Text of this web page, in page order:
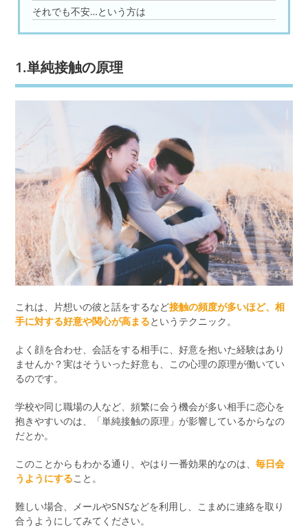
それでも不安…という方は
1.単純接触の原理
これは、片想いの彼と話をするなど接触の頻度が多いほど、相
手に対する好意や関心が高まるというテクニック。
よく顔を合わせ、会話をする相手に、好意を抱いた経験はあり
ませんか？実はそういった好意も、この心理の原理が働いてい
るのです。
学校や同じ職場の人など、頻繁に会う機会が多い相手に恋心を
抱きやすいのは、「単純接触の原理」が影響しているからなの
だとか。
このことからもわかる通り、やはり一番効果的なのは、毎日会
うようにすること。
難しい場合、メールやSNSなどを利用し、こまめに連絡を取り
合うようにしてみてください。